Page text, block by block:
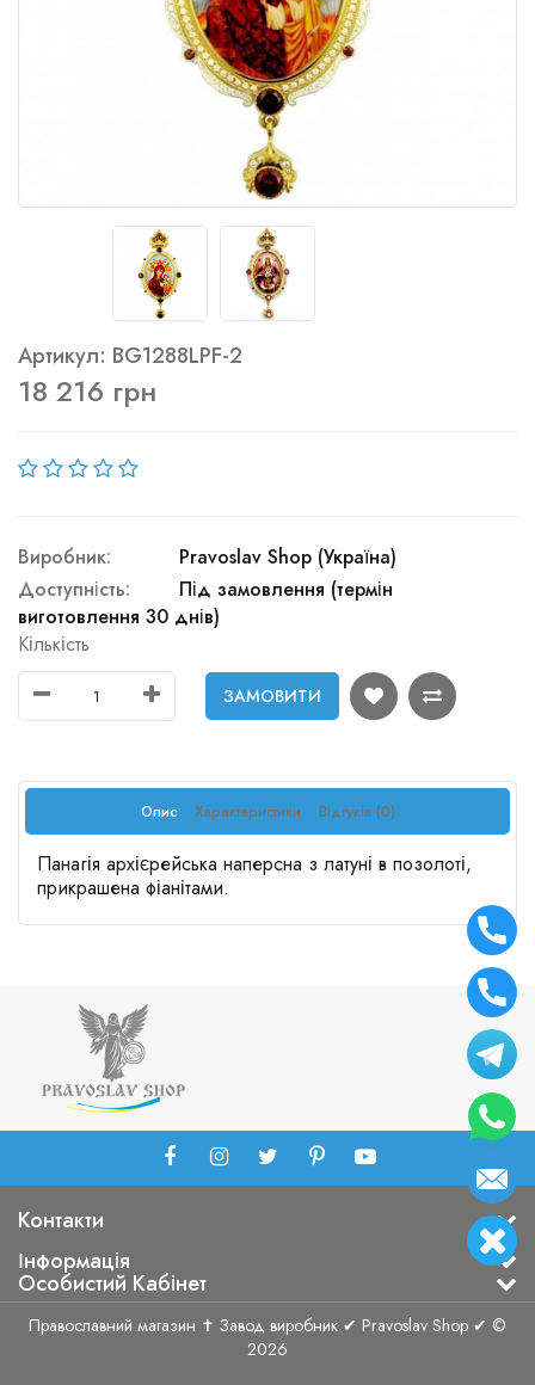
Артикул: BG1288LPF-2
18 216 грн
Виробник:
Pravoslav Shop (Україна)
Доступність:
Під замовлення (термін
виготовлення 30 днів)
Кількість
ЗАМОВИТИ
Опис Характеристики Відгуків (0)
Панагія архієрейська наперсна з латуні в позолоті,
прикрашена фіанітами.
Контакти
Інформація
Особистий Кабінет
Православний магазин ✝ Завод виробник ✔ Pravoslav Shop ✔ ©
2026